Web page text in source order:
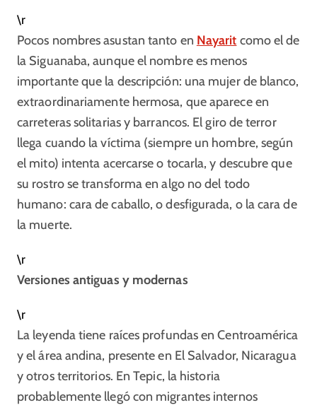
\r
Pocos nombres asustan tanto en Nayarit como el de
la Siguanaba, aunque el nombre es menos
importante que la descripción: una mujer de blanco,
extraordinariamente hermosa, que aparece en
carreteras solitarias y barrancos. El giro de terror
llega cuando la víctima (siempre un hombre, según
el mito) intenta acercarse o tocarla, y descubre que
su rostro se transforma en algo no del todo
humano: cara de caballo, o desfigurada, o la cara de
la muerte.​
\r
Versiones antiguas y modernas
\r
La leyenda tiene raíces profundas en Centroamérica
y el área andina, presente en El Salvador, Nicaragua
y otros territorios. En Tepic, la historia
probablemente llegó con migrantes internos